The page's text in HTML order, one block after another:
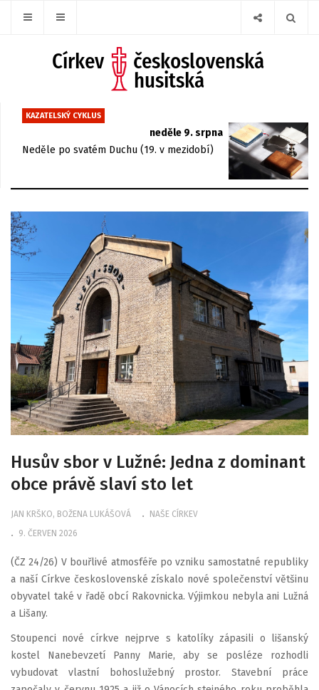
KAZATELSKÝ CYKLUS
neděle 9. srpna
Neděle po svatém Duchu (19. v mezidobí)
Husův sbor v Lužné: Jedna z dominant
obce právě slaví sto let
JAN KRŠKO, BOŽENA LUKÁŠOVÁ
NAŠE CÍRKEV
9. ČERVEN 2026
(ČZ 24/26) V bouřlivé atmosféře po vzniku samostatné republiky
a naší Církve československé získalo nové společenství většinu
obyvatel také v řadě obcí Rakovnicka. Výjimkou nebyla ani Lužná
a Lišany.
Stoupenci nové církve nejprve s katolíky zápasili o lišanský
kostel Nanebevzetí Panny Marie, aby se posléze rozhodli
vybudovat vlastní bohoslužebný prostor. Stavební práce